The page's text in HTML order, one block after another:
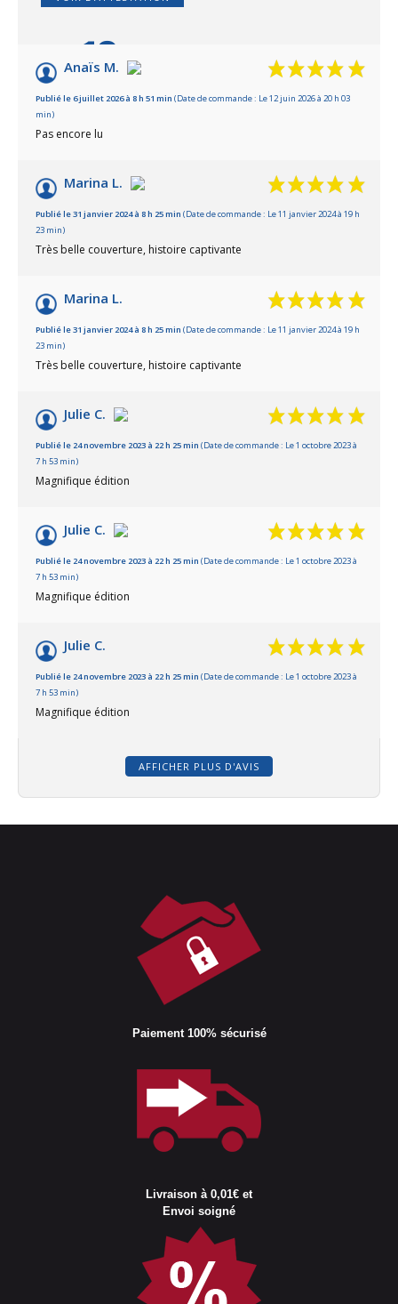
10/10
Basé sur 22 avis
Anaïs M.
Publié le 6 juillet 2026 à 8 h 51 min (Date de commande : Le 12 juin 2026 à 20 h 03
min)
Pas encore lu
Marina L.
Publié le 31 janvier 2024 à 8 h 25 min (Date de commande : Le 11 janvier 2024 à 19 h
23 min)
Très belle couverture, histoire captivante
Marina L.
Publié le 31 janvier 2024 à 8 h 25 min (Date de commande : Le 11 janvier 2024 à 19 h
23 min)
Très belle couverture, histoire captivante
Julie C.
Publié le 24 novembre 2023 à 22 h 25 min (Date de commande : Le 1 octobre 2023 à
7 h 53 min)
Magnifique édition
Julie C.
Publié le 24 novembre 2023 à 22 h 25 min (Date de commande : Le 1 octobre 2023 à
7 h 53 min)
Magnifique édition
Julie C.
Publié le 24 novembre 2023 à 22 h 25 min (Date de commande : Le 1 octobre 2023 à
7 h 53 min)
Magnifique édition
AFFICHER PLUS D'AVIS
Paiement 100% sécurisé
Livraison à 0,01€ et
Envoi soigné